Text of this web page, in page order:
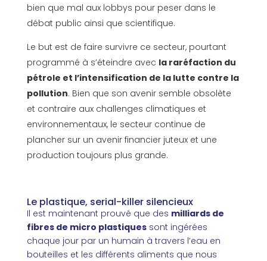
bien que mal aux lobbys pour peser dans le
débat public ainsi que scientifique.
Le but est de faire survivre ce secteur, pourtant
programmé à s’éteindre avec la raréfaction du
pétrole et l’intensification de la lutte contre la
pollution. Bien que son avenir semble obsolète
et contraire aux challenges climatiques et
environnementaux, le secteur continue de
plancher sur un avenir financier juteux et une
production toujours plus grande.
Le plastique, serial-killer silencieux
Il est maintenant prouvé que des milliards de
fibres de micro plastiquessont ingérées
chaque jour par un humain à travers l’eau en
bouteilles et les différents aliments que nous